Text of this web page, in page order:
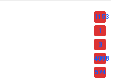
1153
1
3
4098
574